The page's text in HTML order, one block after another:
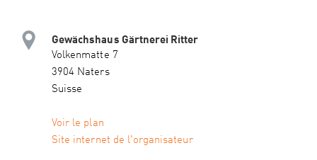
Gewächshaus Gärtnerei Ritter
Volkenmatte 7
3904 Naters
Suisse
Voir le plan
Site internet de l'organisateur